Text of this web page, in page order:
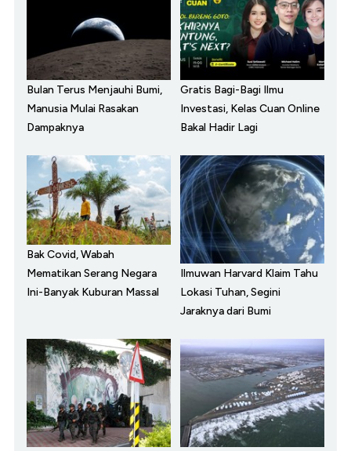
Bulan Terus Menjauhi Bumi,
Manusia Mulai Rasakan
Dampaknya
Gratis Bagi-Bagi Ilmu
Investasi, Kelas Cuan Online
Bakal Hadir Lagi
Bak Covid, Wabah
Mematikan Serang Negara
Ini-Banyak Kuburan Massal
Ilmuwan Harvard Klaim Tahu
Lokasi Tuhan, Segini
Jaraknya dari Bumi